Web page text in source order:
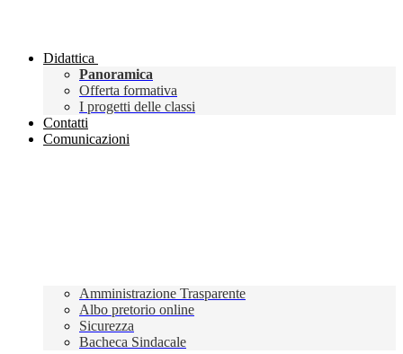
Didattica
Panoramica
Offerta formativa
I progetti delle classi
Contatti
Comunicazioni
Amministrazione Trasparente
Albo pretorio online
Sicurezza
Bacheca Sindacale